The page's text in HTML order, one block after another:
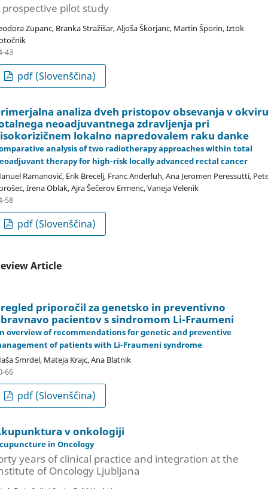
prospective pilot study
Zupanc, Branka Stražišar, Aljoša Škorjanc, Martin Šporin, Iztok
43
pdf (Slovenščina)
analiza dveh pristopov obsevanja v okviru
neoadjuvantnega zdravljenja pri
lokalno napredovalem raku danke
analysis of two radiotherapy approaches within total
therapy for high-risk locally advanced rectal cancer
Ramanović, Erik Brecelj, Franc Anderluh, Ana Jeromen Peressutti,
Irena Oblak, Ajra Šečerov Ermenc, Vaneja Velenik
58
pdf (Slovenščina)
Article
priporočil za genetsko in preventivno
pacientov s sindromom Li-Fraumeni
overview of recommendations for genetic and preventive
of patients with Li-Fraumeni syndrome
Smrdel, Mateja Krajc, Ana Blatnik
66
pdf (Slovenščina)
v onkologiji
in Oncology
years of clinical practice and integration at the
of Oncology Ljubljana